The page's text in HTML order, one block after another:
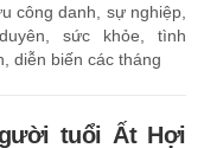
công danh, sự nghiệp,
sức khỏe, tình
diễn biến các tháng
tuổi Ất Hợi